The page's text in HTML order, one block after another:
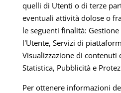
quelli di Utenti o di terze
eventuali attività dolose o
le seguenti finalità:
l'Utente, Servizi di
Visualizzazione di contenuti
Statistica, Pubblicità e
Per ottenere informazioni